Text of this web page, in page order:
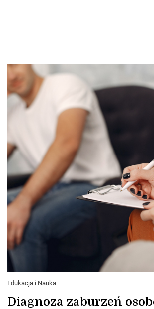
Edukacja i Nauka
Diagnoza zaburzeń